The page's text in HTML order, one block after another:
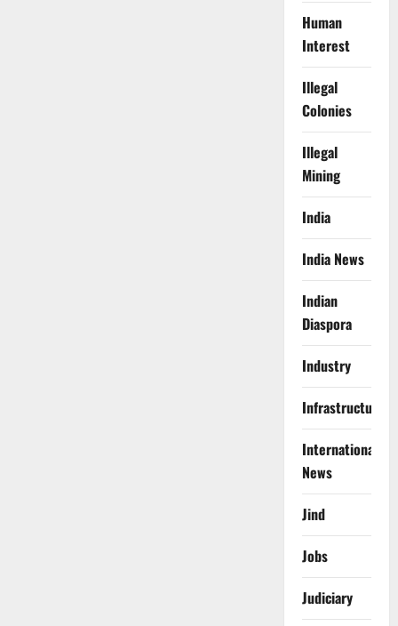
Human
Interest
Illegal
Colonies
Illegal
Mining
India
India News
Indian
Diaspora
Industry
Infrastructure
International
News
Jind
Jobs
Judiciary